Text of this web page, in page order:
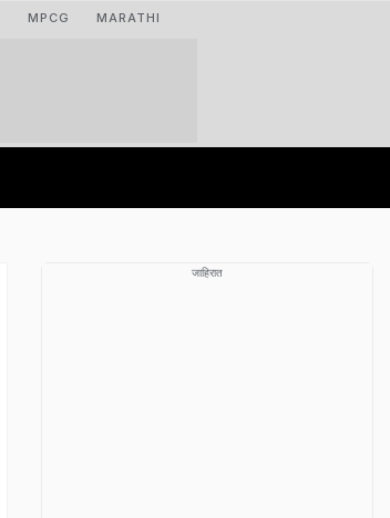
MPCG MARATHI
जाहिरात